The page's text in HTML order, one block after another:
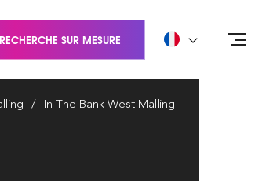
SUR MESURE
In The Bank West Malling